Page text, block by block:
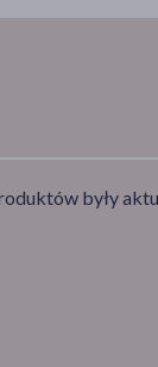
były